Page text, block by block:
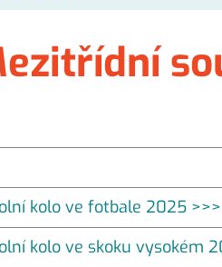
kolo ve fotbale 2025 >>>
kolo ve skoku vysokém